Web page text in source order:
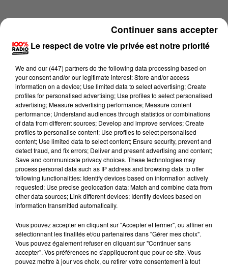
Lecture (4 min 14 sec)
100%
100% Radio les infos du Pays Catalan
3 février 2025 - 4 min 14 sec
LES INFOS DU PAYS CATALAN DU 03/02/2025
À 08H01
Le respect de votre vie privée est notre priorité
We and our (447) partnersdo the following data processing based on
your consent and/or our legitimate interest: Store and/or access
information on a device; Use limited data to select advertising; Create
profiles for personalised advertising; Use profiles to select personalised
advertising; Measure advertising performance; Measure content
performance; Understand audiences through statistics or combinations
of data from different sources; Develop and improve services; Create
profiles to personalise content; Use profiles to select personalised
content; Use limited data to select content; Ensure security, prevent and
detect fraud, and fix errors; Deliver and present advertising and content;
Save and communicate privacy choices. These technologies may
process personal data such as IP address and browsing data to offer
following functionalities: Identify devices based on information actively
requested; Use precise geolocation data; Match and combine data from
other data sources; Link different devices; Identify devices based on
information transmitted automatically.
Vous pouvez accepter en cliquant sur "Accepter et fermer", ou affiner en
sélectionnant les finalités et/ou partenaires dans "Gérer mes choix".
Vous pouvez également refuser en cliquant sur "Continuer sans
accepter". Vos préférences ne s'appliqueront que pour ce site. Vous
pouvez mettre à jour vos choix, ou retirer votre consentement à tout
Continuer sans accepter